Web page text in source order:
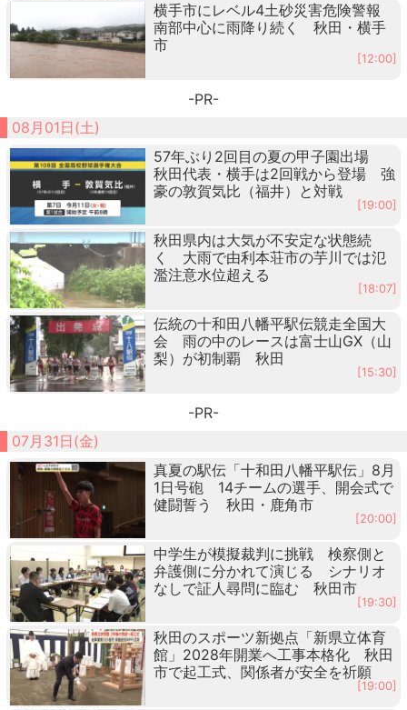
横手市にレベル4土砂災害危険警報
南部中心に雨降り続く 秋田・横手
市
[12:00]
-PR-
08月01日(土)
57年ぶり2回目の夏の甲子園出場
秋田代表・横手は2回戦から登場 強
豪の敦賀気比（福井）と対戦
[19:00]
秋田県内は大気が不安定な状態続
く 大雨で由利本荘市の芋川では氾
濫注意水位超える
[18:07]
伝統の十和田八幡平駅伝競走全国大
会 雨の中のレースは富士山GX（山
梨）が初制覇 秋田
[15:30]
-PR-
07月31日(金)
真夏の駅伝「十和田八幡平駅伝」8月
1日号砲 14チームの選手、開会式で
健闘誓う 秋田・鹿角市
[20:00]
中学生が模擬裁判に挑戦 検察側と
弁護側に分かれて演じる シナリオ
なしで証人尋問に臨む 秋田市
[19:30]
秋田のスポーツ新拠点「新県立体育
館」2028年開業へ工事本格化 秋田
市で起工式、関係者が安全を祈願
[19:00]